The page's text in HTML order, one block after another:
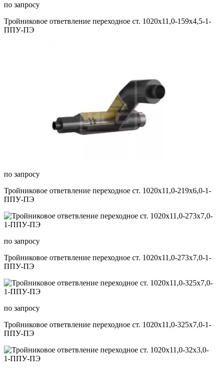
по запросу
Тройниковое ответвление переходное ст. 1020х11,0-159х4,5-1-
ППУ-ПЭ
по запросу
Тройниковое ответвление переходное ст. 1020х11,0-219х6,0-1-
ППУ-ПЭ
по запросу
Тройниковое ответвление переходное ст. 1020х11,0-273х7,0-1-
ППУ-ПЭ
по запросу
Тройниковое ответвление переходное ст. 1020х11,0-325х7,0-1-
ППУ-ПЭ